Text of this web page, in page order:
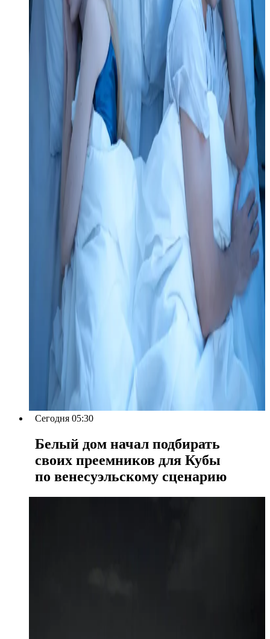
Сегодня 05:30
Белый дом начал подбирать
своих преемников для Кубы
по венесуэльскому сценарию